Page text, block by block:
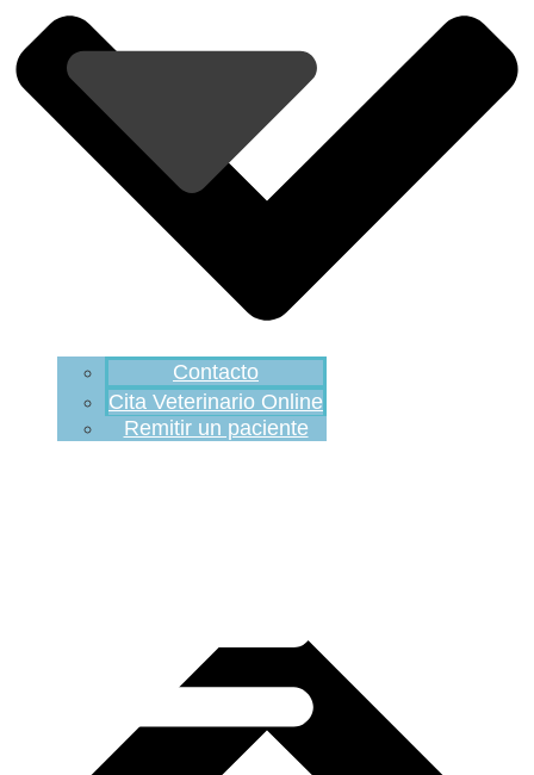
Contacto
Cita Veterinario Online
Remitir un paciente